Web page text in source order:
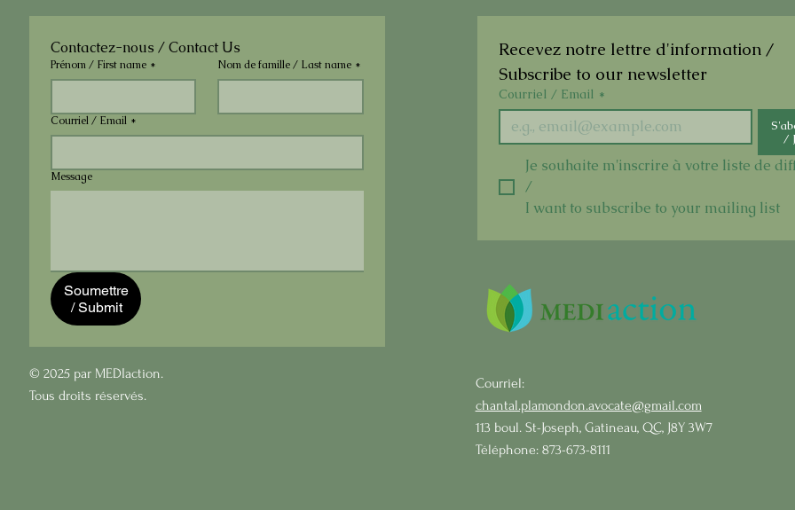
Contactez-nous / Contact Us
Prénom / First name * Nom de famille / Last name *
Courriel / Email *
Message
Soumettre
/ Submit
© 2025 par MEDIaction.
Tous droits réservés.
Recevez notre lettre d'information /
Subscribe to our newsletter
Courriel / Email *
/
Je souhaite m'inscrire à votre liste de
/
I want to subscribe to your mailing list
Courriel:
chantal.plamondon.avocate@gmail.com
113 boul. St-Joseph, Gatineau, QC, J8Y 3W7
Téléphone: 873-673-8111